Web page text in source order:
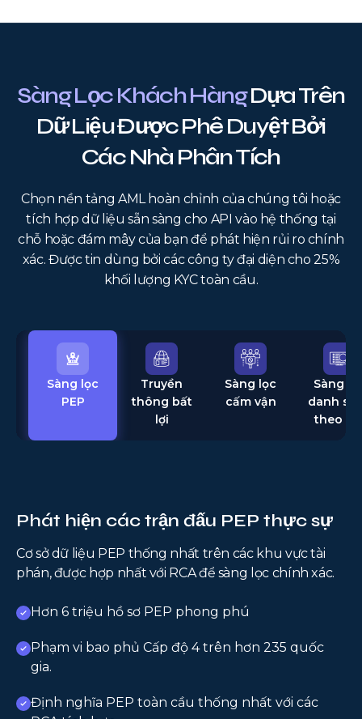
Sàng Lọc Khách HàngDựa Trên
Dữ Liệu Được Phê Duyệt Bởi
Các Nhà Phân Tích
Chọn nền tảng AML hoàn chỉnh của chúng tôi hoặc
tích hợp dữ liệu sẵn sàng cho API vào hệ thống tại
chỗ hoặc đám mây của bạn để phát hiện rủi ro chính
xác. Được tin dùng bởi các công ty đại diện cho 25%
khối lượng KYC toàn cầu.
Sàng lọc
PEP
Truyền
thông bất
lợi
Sàng lọc
cấm vận
Sàng
danh
theo
Phát hiện các trận đấu PEP thực sự
Cơ sở dữ liệu PEP thống nhất trên các khu vực tài
phán, được hợp nhất với RCA để sàng lọc chính xác.
Hơn 6 triệu hồ sơ PEP phong phú
Phạm vi bao phủ Cấp độ 4 trên hơn 235 quốc
gia.
Định nghĩa PEP toàn cầu thống nhất với các